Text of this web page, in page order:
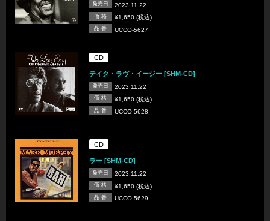
発売日 2023.11.22
価 格 ¥1,650 (税込)
品 番 UCCO-5627
CD
テイク・ラヴ・イージー [SHM-CD]
発売日 2023.11.22
価 格 ¥1,650 (税込)
品 番 UCCO-5628
CD
ラー [SHM-CD]
発売日 2023.11.22
価 格 ¥1,650 (税込)
品 番 UCCO-5629